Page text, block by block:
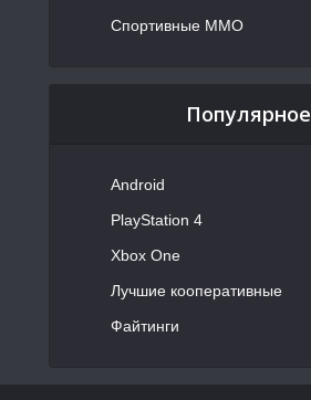
Спортивные MMO
Популярное
Android
PlayStation 4
Xbox One
Лучшие кооперативные
Файтинги